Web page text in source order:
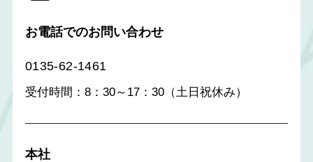
お電話でのお問い合わせ
0135-62-1461
受付時間：8：30～17：30（土日祝休み）
本社